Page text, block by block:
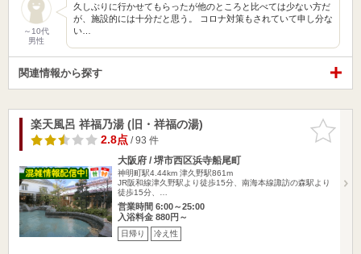
～10代
男性
久しぶりに行かせてもらったが他のところと比べては少ない方だ
が、施設的には十分だと思う。 コロナ対策もされていて申し分な
い…
関連情報から探す
お気に入
りに追加
楽天風呂 祥福乃湯 (旧・祥福の湯)
2.8点/ 93 件
大阪府 / 堺市西区浜寺船尾町
神明町駅4.44km 津久野駅861m
JR阪和線津久野駅より徒歩15分、南海本線諏訪の森駅より
徒歩15分、…
営業時間 6:00～25:00
入浴料金 880円～
日帰り 冷え性